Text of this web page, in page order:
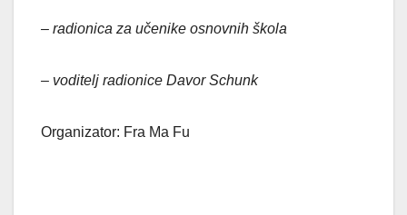
– radionica za učenike osnovnih škola
– voditelj radionice Davor Schunk
Organizator: Fra Ma Fu